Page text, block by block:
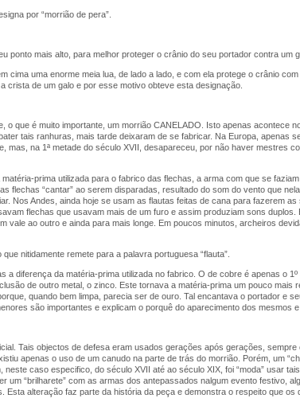
por “morrião de pera”.
ponto mais alto, para melhor proteger o crânio do seu portador contra um
cima uma enorme meia lua, de lado a lado, e com ela protege o crânio
de um galo e por esse motivo obteve esta designação.
o que é muito importante, um morrião CANELADO. Isto apenas acontece
tais ranhuras, mais tarde deixaram de se fabricar. Na Europa, apenas
na 1ª metade do século XVII, desapareceu, por não haver mestres
prima utilizada para o fabrico das flechas, a arma com que se
flechas “cantar” ao serem disparadas, resultado do som do vento que
Nos Andes, ainda hoje se usam as flautas feitas de cana para fazerem
flechas que usavam mais de um furo e assim produziam sons
vale ao outro e ainda para mais longe. Em poucos minutos, archeiros
nitidamente remete para a palavra portuguesa “flauta”.
a diferença da matéria-prima utilizada no fabrico. O de cobre é apenas o
de outro metal, o zinco. Este tornava a matéria-prima um pouco mais
quando bem limpa, parecia ser de ouro. Tal encantava o portador e
são importantes e explicam o porquê do aparecimento dos mesmos
Tais objectos de defesa eram usados gerações após gerações,
apenas o uso de um canudo na parte de trás do morrião. Porém, um
caso especifico, do século XVII até ao século XIX, foi “moda” usar
um “brilharete” com as armas dos antepassados nalgum evento festivo,
alteração faz parte da história da peça e demonstra o respeito que